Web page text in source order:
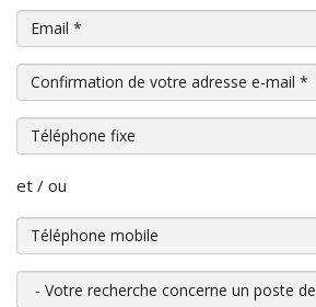
Email*
Confirmation de votre adresse e-mail*
Téléphone fixe
et / ou
Téléphone mobile
Votre recherche concerne un poste de*